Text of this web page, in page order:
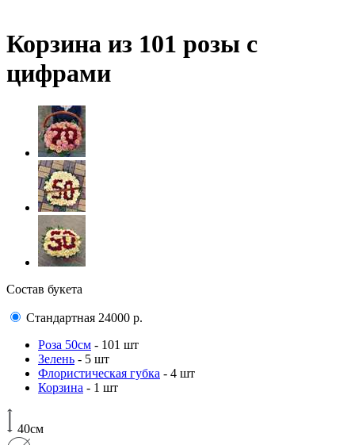
Корзина из 101 розы с
цифрами
Состав букета
Стандартная 24000 р.
Роза 50см - 101 шт
Зелень - 5 шт
Флористическая губка - 4 шт
Корзина - 1 шт
40см